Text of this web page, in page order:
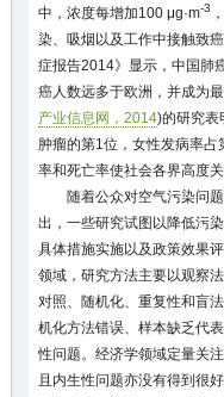
中，浓度每增加100 μg·m-3
染、吸烟以及工作中接触致
症报告2014》显示，中国肺
癌人数远多于欧洲，并成为
产业信息网，2014)的研究表
肿瘤的第1位，女性发病率
率和死亡率使社会各界高度
随着公众对空气污染问
出，一些研究试图以降低污
具体措施实施以及政策效果
领域，研究方法主要以观察
对照、随机化、重复性和盲
机化方法错误、样本缺乏代
性问题。经济学领域定量关
且内生性问题亦没有得到很